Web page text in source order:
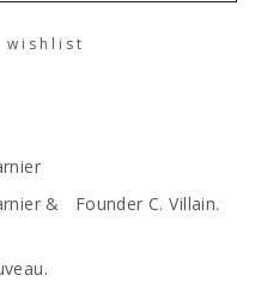
wishlist
& Founder C. Villain.